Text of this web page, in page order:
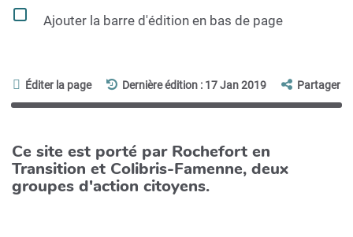
Ajouter la barre d'édition en bas de page
Éditer la page Dernière édition : 17 Jan 2019 Partager
Ce site est porté par Rochefort en
Transition et Colibris-Famenne, deux
groupes d'action citoyens.